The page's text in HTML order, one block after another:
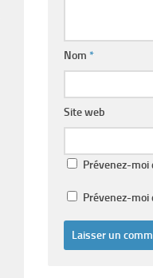
Nom *
Site web
Prévenez-
Prévenez-